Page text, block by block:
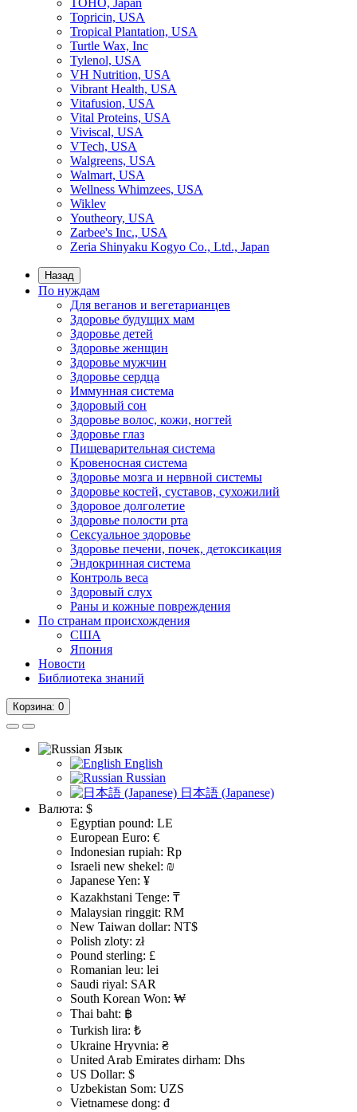
TOHO, Japan
Topricin, USA
Tropical Plantation, USA
Turtle Wax, Inc
Tylenol, USA
VH Nutrition, USA
Vibrant Health, USA
Vitafusion, USA
Vital Proteins, USA
Viviscal, USA
VTech, USA
Walgreens, USA
Walmart, USA
Wellness Whimzees, USA
Wiklev
Youtheory, USA
Zarbee's Inc., USA
Zeria Shinyaku Kogyo Co., Ltd., Japan
Назад
По нуждам
Для веганов и вегетарианцев
Здоровье будущих мам
Здоровье детей
Здоровье женщин
Здоровье мужчин
Здоровье сердца
Иммунная система
Здоровый сон
Здоровье волос, кожи, ногтей
Здоровье глаз
Пищеварительная система
Кровеносная система
Здоровье мозга и нервной системы
Здоровье костей, суставов, сухожилий
Здоровое долголетие
Здоровье полости рта
Сексуальное здоровье
Здоровье печени, почек, детоксикация
Эндокринная система
Контроль веса
Здоровый слух
Раны и кожные повреждения
По странам происхождения
США
Япония
Новости
Библиотека знаний
Корзина: 0
Язык
English
Russian
日本語 (Japanese)
Валюта: $
Egyptian pound: LE
European Euro: €
Indonesian rupiah: Rp
Israeli new shekel: ₪
Japanese Yen: ¥
Kazakhstani Tenge: ₸
Malaysian ringgit: RM
New Taiwan dollar: NT$
Polish zloty: zł
Pound sterling: £
Romanian leu: lei
Saudi riyal: SAR
South Korean Won: ₩
Thai baht: ฿
Turkish lira: ₺
Ukraine Hryvnia: ₴
United Arab Emirates dirham: Dhs
US Dollar: $
Uzbekistan Som: UZS
Vietnamese dong: đ